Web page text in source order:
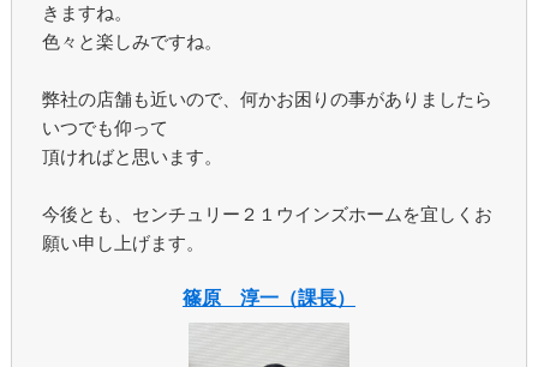
きますね。
色々と楽しみですね。
弊社の店舗も近いので、何かお困りの事がありましたら
いつでも仰って
頂ければと思います。
今後とも、センチュリー２１ウインズホームを宜しくお
願い申し上げます。
篠原 淳一（課長）